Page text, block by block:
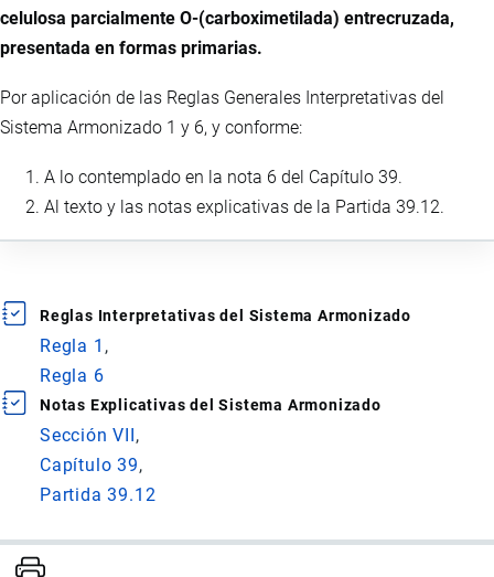
celulosa parcialmente O-(carboximetilada) entrecruzada,
presentada en formas primarias.
Por aplicación de las Reglas Generales Interpretativas del
Sistema Armonizado 1 y 6, y conforme:
A lo contemplado en la nota 6 del Capítulo 39.
Al texto y las notas explicativas de la Partida 39.12.
Reglas Interpretativas del Sistema Armonizado
Regla 1
Regla 6
Notas Explicativas del Sistema Armonizado
Sección VII
Capítulo 39
Partida 39.12